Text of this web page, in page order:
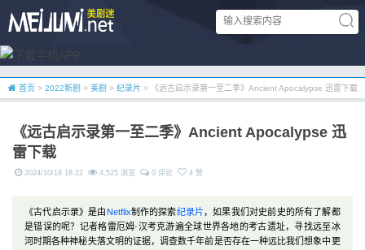
首页 > 2022新剧 > 美剧 > 纪录片 > 《远古启示录第一至二季》Ancient Apocalypse 迅雷下载
《远古启示录第一至二季》Ancient Apocalypse 迅
雷下载
2024/10/19 18:22 4,525 浏览 0 评论 4 赞
《古代启示录》是由 Netflix制作的探索纪录片 ，如果我们对史前史的所有了解都
是错误的呢？记者格雷厄姆·汉考克游遍全球世界各地的考古遗址，寻找远至冰
河时期各种神秘失落文明的证据，调查数千年前是否存在一种远比我们想象中更